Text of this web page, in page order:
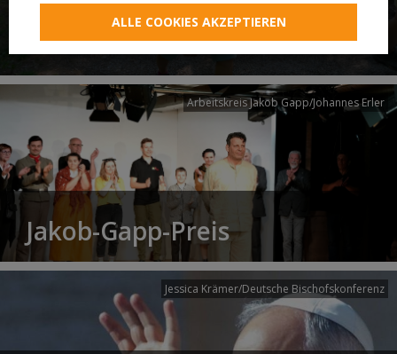
Neuer Pilgerweg Via
Laudato si’
Arbeitskreis Jakob Gapp/Johannes Erler
Jakob-Gapp-Preis
Jessica Krämer/Deutsche Bischofskonferenz
ALLE COOKIES AKZEPTIEREN